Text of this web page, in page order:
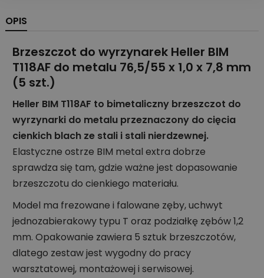
OPIS
Brzeszczot do wyrzynarek Heller BIM
T118AF do metalu 76,5/55 x 1,0 x 7,8 mm
(5 szt.)
Heller BIM T118AF to bimetaliczny brzeszczot do
wyrzynarki do metalu przeznaczony do cięcia
cienkich blach ze stali i stali nierdzewnej.
Elastyczne ostrze BIM metal extra dobrze
sprawdza się tam, gdzie ważne jest dopasowanie
brzeszczotu do cienkiego materiału.
Model ma frezowane i falowane zęby, uchwyt
jednozabierakowy typu T oraz podziałkę zębów 1,2
mm. Opakowanie zawiera 5 sztuk brzeszczotów,
dlatego zestaw jest wygodny do pracy
warsztatowej, montażowej i serwisowej.